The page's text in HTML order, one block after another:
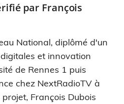
par François
National, diplômé d'un
et innovation
de Rennes 1 puis
chez NextRadioTV à
François Dubois